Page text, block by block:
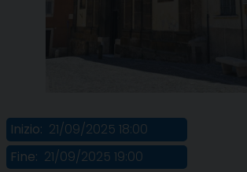
Inizio: 21/09/2025 18:00
Fine: 21/09/2025 19:00